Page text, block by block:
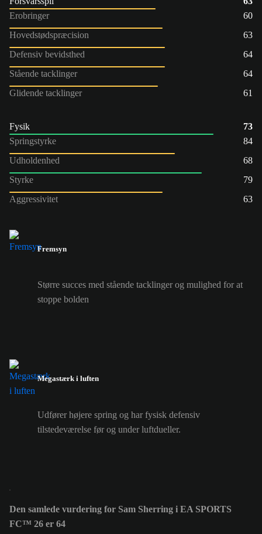
Erobringer
60
Hovedstødspræcision
63
Defensiv bevidsthed
64
Stående tacklinger
64
Glidende tacklinger
61
Fysik
73
Springstyrke
84
Udholdenhed
68
Styrke
79
Aggressivitet
63
Fremsyn
Større succes med stående tacklinger og mulighed for at
stoppe bolden
Megastærk i luften
Udfører højere spring og har fysisk defensiv
tilstedeværelse før og under luftdueller.
Den samlede vurdering for Sam Sherring i EA SPORTS
FC™ 26 er 64